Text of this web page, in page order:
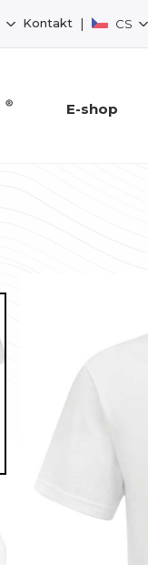
Kontakt | CS
E-shop